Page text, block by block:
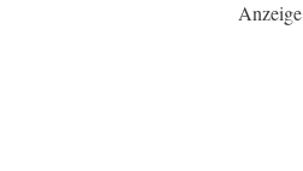
Anzeige